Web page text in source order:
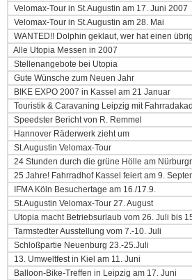
Velomax-Tour in St.Augustin am 17. Juni 2007
Velomax-Tour in St.Augustin am 28. Mai
WANTED!! Dolphin geklaut, wer hat einen
Alle Utopia Messen in 2007
Stellenangebote bei Utopia
Gute Wünsche zum Neuen Jahr
BIKE EXPO 2007 in Kassel am 21 Januar
Touristik & Caravaning Leipzig mit
Speedster Bericht von R. Remmel
Hannover Räderwerk zieht um
St.Augustin Velomax-Tour
24 Stunden durch die grüne Hölle am
25 Jahre! Fahrradhof Kassel feiert am 9.
IFMA Köln Besuchertage am 16./17.9.
St.Augustin Velomax-Tour 27. August
Utopia macht Betriebsurlaub vom 26. Juli bis
Tarmstedter Ausstellung vom 7.-10. Juli
Schloßpartie Neuenburg 23.-25.Juli
13. Umweltfest in Kiel am 11. Juni
Balloon-Bike-Treffen in Leipzig am 17. Juni